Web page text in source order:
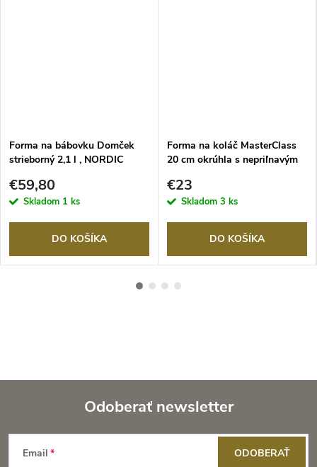
Forma na bábovku Domček
strieborný 2,1 l , NORDIC
€59,80
Skladom 1 ks
DO KOŠÍKA
Forma na koláč MasterClass
20 cm okrúhla s nepriľnavým
€23
Skladom 3 ks
DO KOŠÍKA
Z
Odoberať newsletter
Email ODOBERAŤ